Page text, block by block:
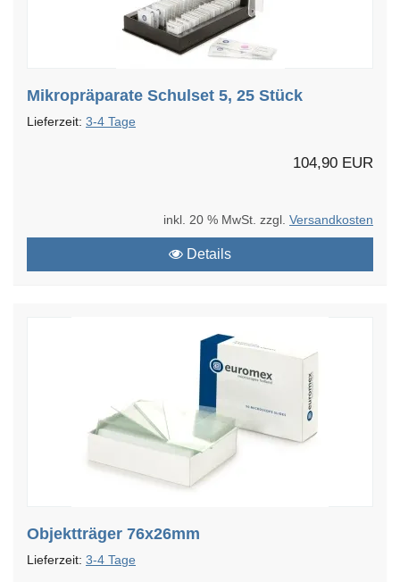
Mikropräparate Schulset 5, 25 Stück
Lieferzeit: 3-4 Tage
104,90 EUR
inkl. 20 % MwSt. zzgl. Versandkosten
Details
Objektträger 76x26mm
Lieferzeit: 3-4 Tage